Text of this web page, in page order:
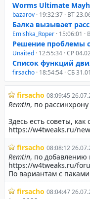
Worms Ultimate
bazarov · 19:32:37 · ВТ
Балка вызывает
Emishka_Roper · 15:06:01
Решение проблемы
Unaited · 12:55:34 · СР
Список функций
firsacho · 18:54:54 · СБ